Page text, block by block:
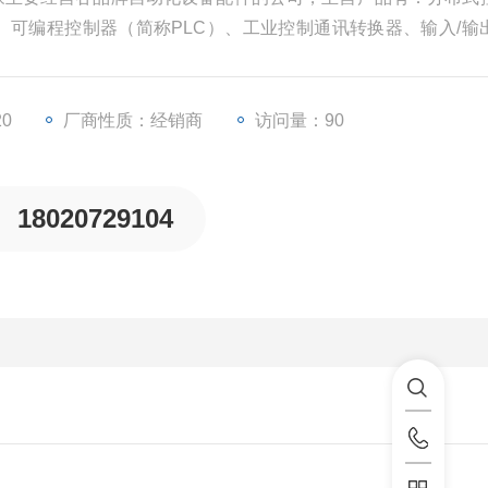
编程控制器（简称PLC）、工业控制通讯转换器、输入/输
厂商性质：经销商 访问量：90
18020729104